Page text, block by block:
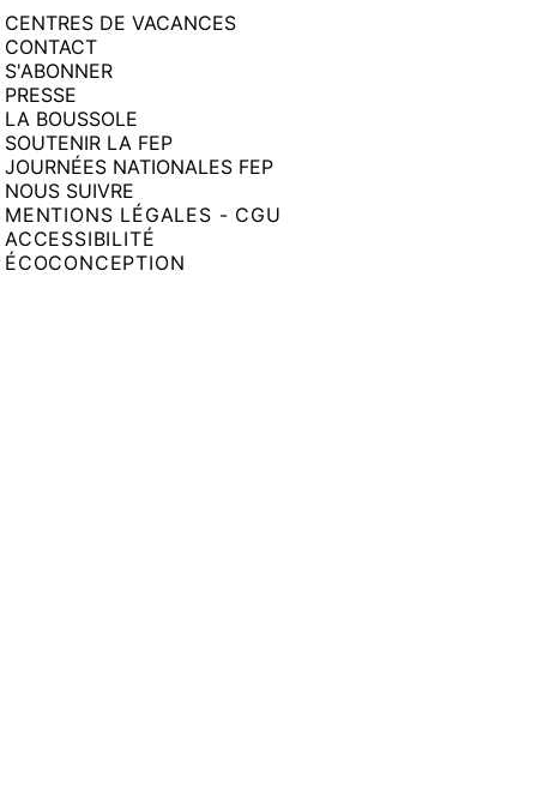
CENTRES DE VACANCES
CONTACT
S'ABONNER
PRESSE
LA BOUSSOLE
SOUTENIR LA FEP
JOURNÉES NATIONALES FEP
NOUS SUIVRE
MENTIONS LÉGALES - CGU
ACCESSIBILITÉ
ÉCOCONCEPTION